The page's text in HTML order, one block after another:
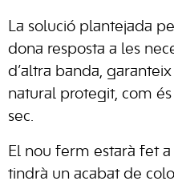
La solució plantejada
dona resposta a les
d’altra banda,
natural protegit, com
sec.
El nou ferm estarà fet
tindrà un acabat de